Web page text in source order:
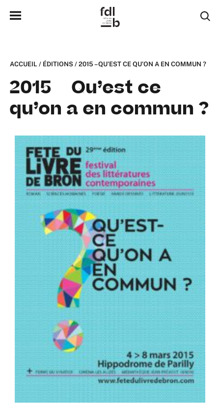
ACCUEIL / ÉDITIONS / 2015 – QU’EST CE QU’ON A EN COMMUN ?
2015 – Qu’est ce
qu’on a en commun ?